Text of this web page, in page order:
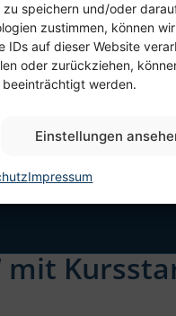
zu speichern und/oder
zustimmen, können
IDs auf dieser Website
oder zurückziehen,
werden.
Einstellungen
Impressum
mit